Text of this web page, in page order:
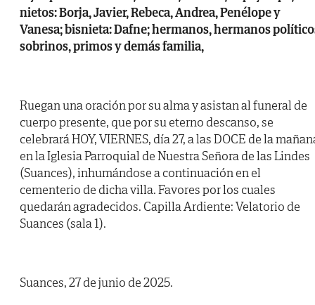
nietos: Borja, Javier, Rebeca, Andrea, Penélope y
Vanesa; bisnieta: Dafne; hermanos, hermanos
sobrinos, primos y demás familia,
Ruegan una oración por su alma y asistan al funeral de
cuerpo presente, que por su eterno descanso, se
celebrará HOY, VIERNES, día 27, a las DOCE de la
en la Iglesia Parroquial de Nuestra Señora de las Lindes
(Suances), inhumándose a continuación en el
cementerio de dicha villa. Favores por los cuales
quedarán agradecidos. Capilla Ardiente: Velatorio de
Suances (sala 1).
Suances, 27 de junio de 2025.